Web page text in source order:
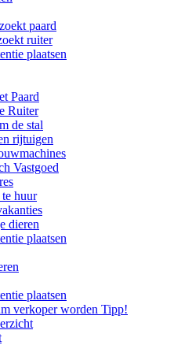
paard
ruiter
plaatsen
Paard
Ruiter
de stal
rijtuigen
Vastgoed
te huur
dieren
plaatsen
plaatsen
verkoper worden Tipp!